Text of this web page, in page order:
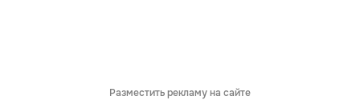
Разместить рекламу на сайте